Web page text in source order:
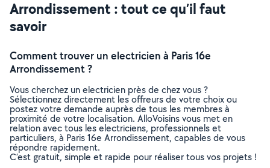
Arrondissement : tout ce qu’il faut
savoir
Comment trouver un electricien à Paris 16e
Arrondissement ?
Vous cherchez un electricien près de chez vous ?
Sélectionnez directement les offreurs de votre choix ou
postez votre demande auprès de tous les membres à
proximité de votre localisation. AlloVoisins vous met en
relation avec tous les electriciens, professionnels et
particuliers, à Paris 16e Arrondissement, capables de vous
répondre rapidement.
C’est gratuit, simple et rapide pour réaliser tous vos projets !